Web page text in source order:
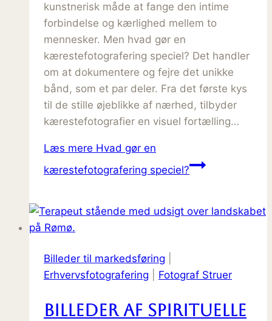
kunstnerisk måde at fange den intime
forbindelse og kærlighed mellem to
mennesker. Men hvad gør en
kærestefotografering speciel? Det handler
om at dokumentere og fejre det unikke
bånd, som et par deler. Fra det første kys
til de stille øjeblikke af nærhed, tilbyder
kærestefotografier en visuel fortælling…
Læs mere Hvad gør en
kærestefotografering speciel?
Billeder til markedsføring
Erhvervsfotografering
Fotograf Struer
Billeder af Spirituelle